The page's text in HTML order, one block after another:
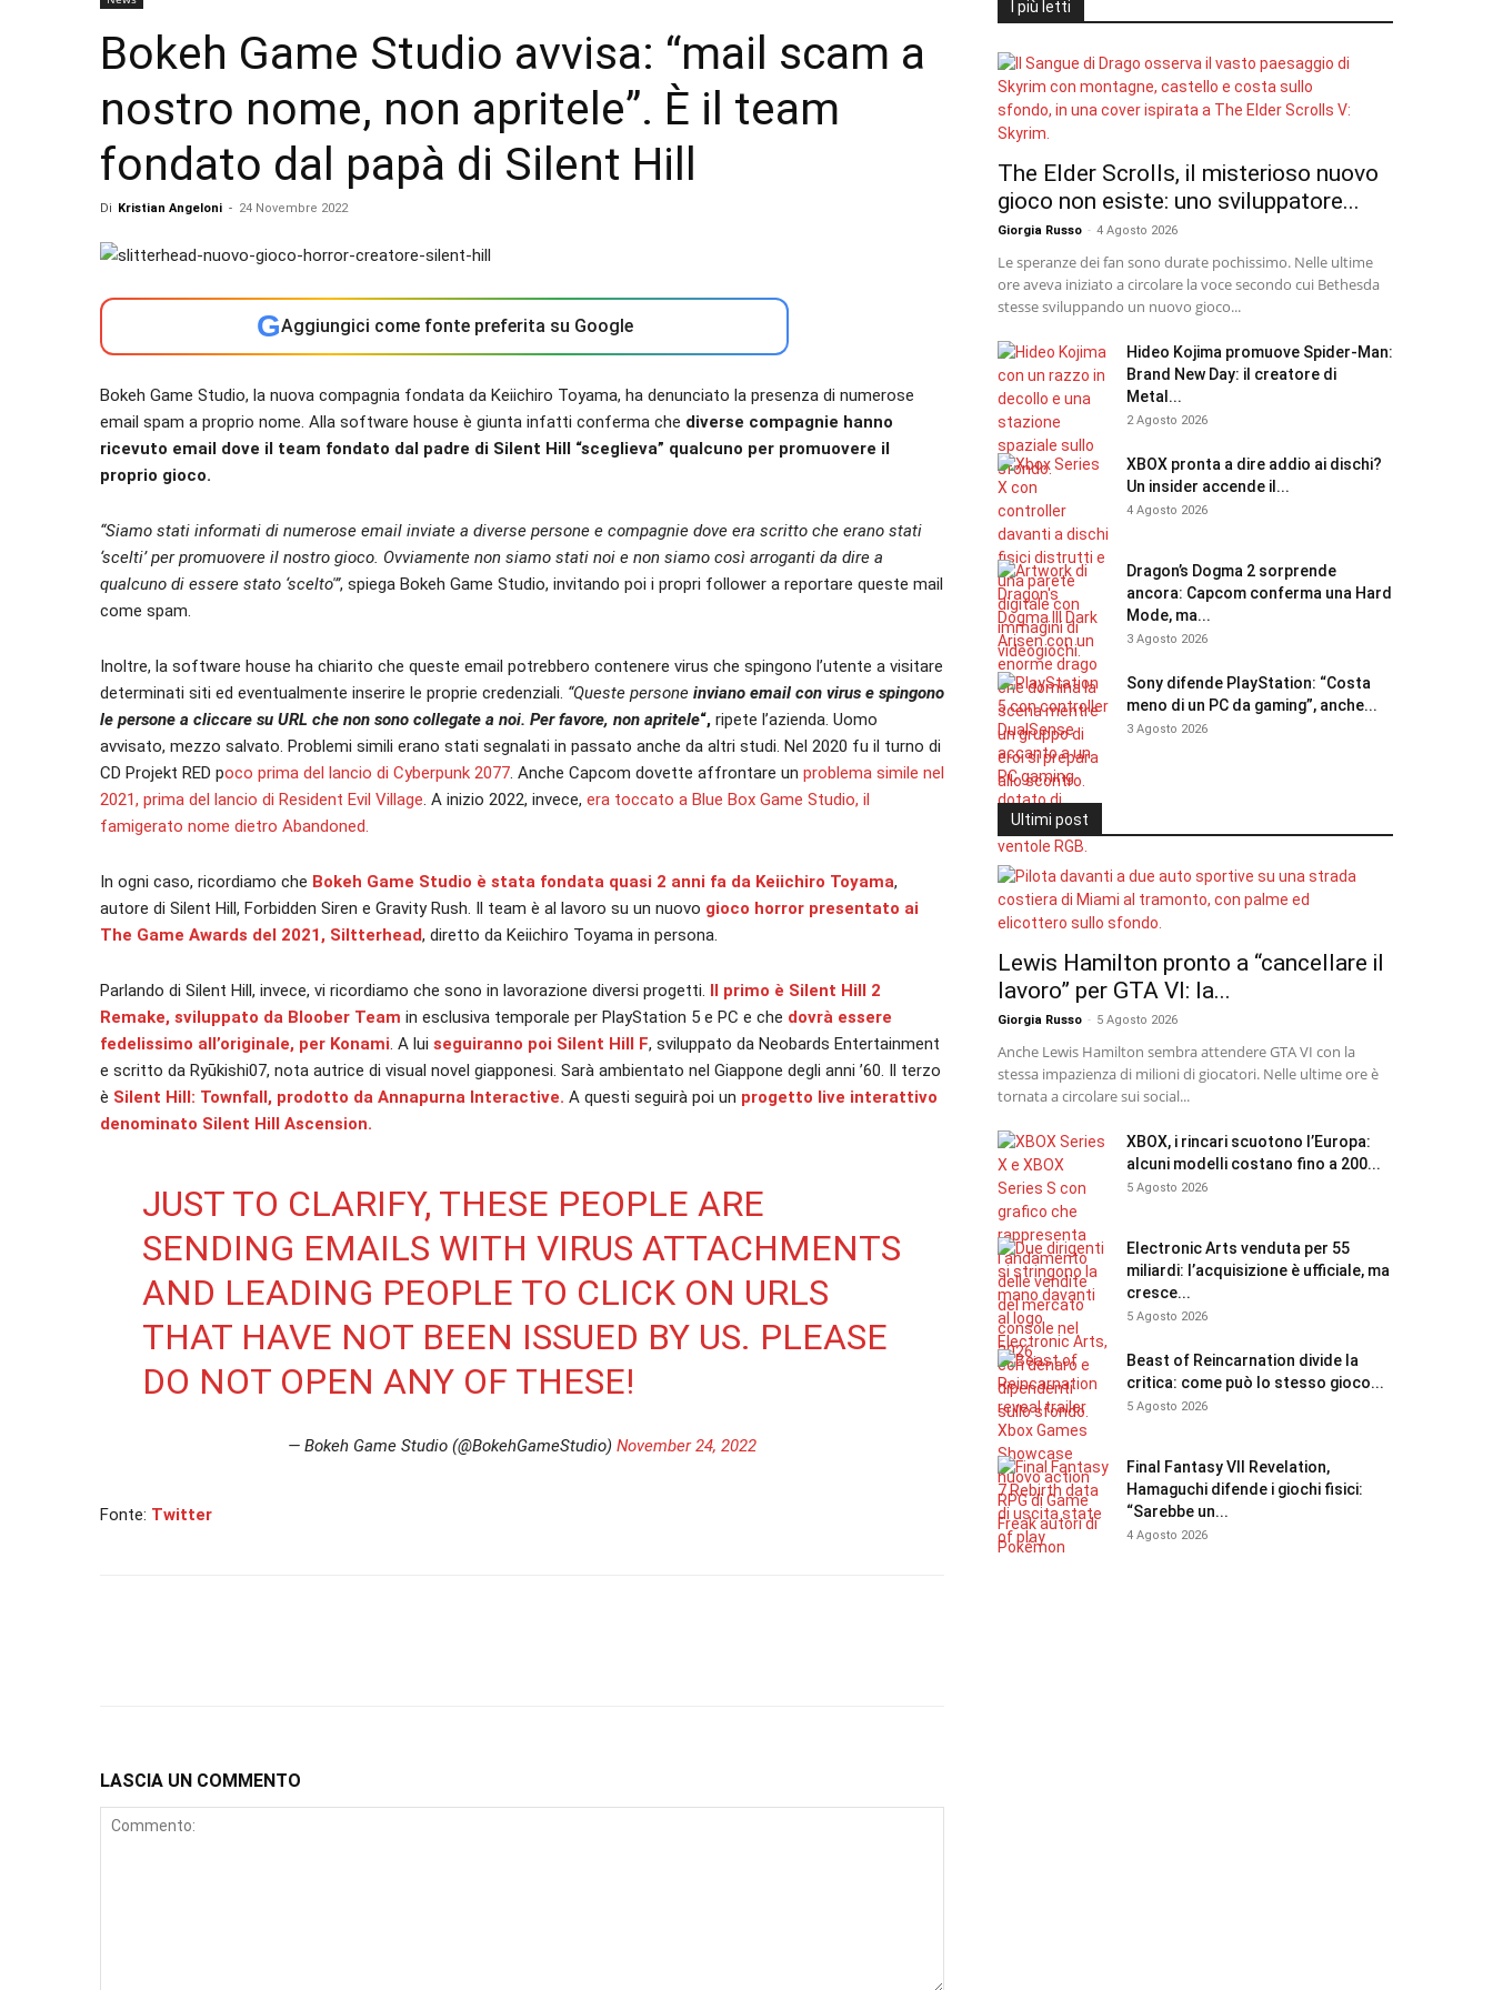
Bokeh Game Studio avvisa: “mail scam a
nostro nome, non apritele”. È il team
fondato dal papà di Silent Hill
Di Kristian Angeloni - 24 Novembre 2022
GAggiungici come fonte preferita su Google
Bokeh Game Studio, la nuova compagnia fondata da Keiichiro Toyama, ha denunciato la presenza di numerose
email spam a proprio nome. Alla software house è giunta infatti conferma che diverse compagnie hanno
ricevuto email dove il team fondato dal padre di Silent Hill “sceglieva” qualcuno per promuovere il
proprio gioco.
“Siamo stati informati di numerose email inviate a diverse persone e compagnie dove era scritto che erano stati
‘scelti’ per promuovere il nostro gioco. Ovviamente non siamo stati noi e non siamo così arroganti da dire a
qualcuno di essere stato ‘scelto'”, spiega Bokeh Game Studio, invitando poi i propri follower a reportare queste mail
come spam.
Inoltre, la software house ha chiarito che queste email potrebbero contenere virus che spingono l’utente a visitare
determinati siti ed eventualmente inserire le proprie credenziali. “Queste persone inviano email con virus e spingono
le persone a cliccare su URL che non sono collegate a noi. Per favore, non apritele“, ripete l’azienda. Uomo
avvisato, mezzo salvato. Problemi simili erano stati segnalati in passato anche da altri studi. Nel 2020 fu il turno di
CD Projekt RED poco prima del lancio di Cyberpunk 2077. Anche Capcom dovette affrontare un problema simile nel
2021, prima del lancio di Resident Evil Village. A inizio 2022, invece, era toccato a Blue Box Game Studio, il
famigerato nome dietro Abandoned.
In ogni caso, ricordiamo che Bokeh Game Studio è stata fondata quasi 2 anni fa da Keiichiro Toyama,
autore di Silent Hill, Forbidden Siren e Gravity Rush. Il team è al lavoro su un nuovo gioco horror presentato ai
The Game Awards del 2021, Siltterhead, diretto da Keiichiro Toyama in persona.
Parlando di Silent Hill, invece, vi ricordiamo che sono in lavorazione diversi progetti. Il primo è Silent Hill 2
Remake, sviluppato da Bloober Team in esclusiva temporale per PlayStation 5 e PC e che dovrà essere
fedelissimo all’originale, per Konami. A lui seguiranno poi Silent Hill F, sviluppato da Neobards Entertainment
e scritto da Ryūkishi07, nota autrice di visual novel giapponesi. Sarà ambientato nel Giappone degli anni ’60. Il terzo
è Silent Hill: Townfall, prodotto da Annapurna Interactive. A questi seguirà poi un progetto live interattivo
denominato Silent Hill Ascension.
JUST TO CLARIFY, THESE PEOPLE ARE
SENDING EMAILS WITH VIRUS ATTACHMENTS
AND LEADING PEOPLE TO CLICK ON URLS
THAT HAVE NOT BEEN ISSUED BY US. PLEASE
DO NOT OPEN ANY OF THESE!
— Bokeh Game Studio (@BokehGameStudio) November 24, 2022
Fonte: Twitter
LASCIA UN COMMENTO
I più letti
The Elder Scrolls, il misterioso nuovo
gioco non esiste: uno sviluppatore...
Giorgia Russo - 4 Agosto 2026
Le speranze dei fan sono durate pochissimo. Nelle ultime
ore aveva iniziato a circolare la voce secondo cui Bethesda
stesse sviluppando un nuovo gioco...
Hideo Kojima promuove Spider-Man:
Brand New Day: il creatore di
Metal...
2 Agosto 2026
XBOX pronta a dire addio ai dischi?
Un insider accende il...
4 Agosto 2026
Dragon’s Dogma 2 sorprende
ancora: Capcom conferma una Hard
Mode, ma...
3 Agosto 2026
Sony difende PlayStation: “Costa
meno di un PC da gaming”, anche...
3 Agosto 2026
Ultimi post
Lewis Hamilton pronto a “cancellare il
lavoro” per GTA VI: la...
Giorgia Russo - 5 Agosto 2026
Anche Lewis Hamilton sembra attendere GTA VI con la
stessa impazienza di milioni di giocatori. Nelle ultime ore è
tornata a circolare sui social...
XBOX, i rincari scuotono l’Europa:
alcuni modelli costano fino a 200...
5 Agosto 2026
Electronic Arts venduta per 55
miliardi: l’acquisizione è ufficiale, ma
cresce...
5 Agosto 2026
Beast of Reincarnation divide la
critica: come può lo stesso gioco...
5 Agosto 2026
Final Fantasy VII Revelation,
Hamaguchi difende i giochi fisici:
“Sarebbe un...
4 Agosto 2026